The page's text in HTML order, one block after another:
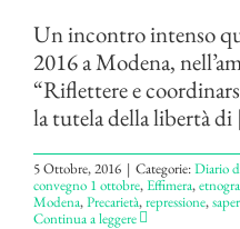
Un incontro intenso
2016 a Modena,
“Riflettere e
la tutela della libertà di
5 Ottobre, 2016 | Categorie:Diario
convegno 1 ottobre,Effimera,
Modena,Precarietà,repressione,
Continua a leggere